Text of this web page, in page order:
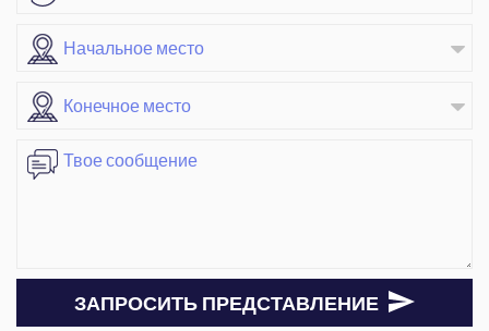
ЗАПРОСИТЬ ПРЕДСТАВЛЕНИЕ